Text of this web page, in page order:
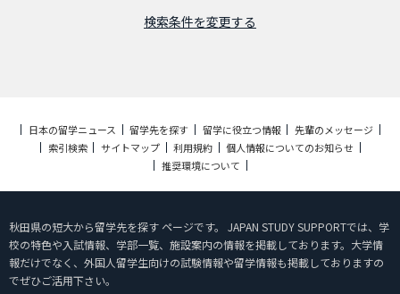
検索条件を変更する
日本の留学ニュース 留学先を探す 留学に役立つ情報
先輩のメッセージ
索引検索
サイトマップ 利用規約
個人情報についてのお知らせ
推奨環境について
秋田県の短大から留学先を探す ページです。 JAPAN STUDY SUPPORTでは、学
校の特色や入試情報、学部一覧、施設案内の情報を掲載しております。大学情
報だけでなく、外国人留学生向けの試験情報や留学情報も掲載しておりますの
でぜひご活用下さい。